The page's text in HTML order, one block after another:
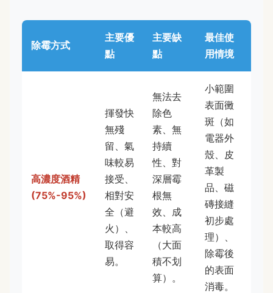
除霉方式
主要優
點
主要缺
點
最佳使
用情境
高濃度酒精
(75%-95%)
揮發快
無殘
留、氣
味較易
接受、
相對安
全（避
火）、
取得容
易。
無法去
除色
素、無
持續
性、對
深層霉
根無
效、成
本較高
（大面
積不划
算）。
小範圍
表面黴
斑（如
電器外
殼、皮
革製
品、磁
磚接縫
初步處
理）、
除霉後
的表面
消毒。